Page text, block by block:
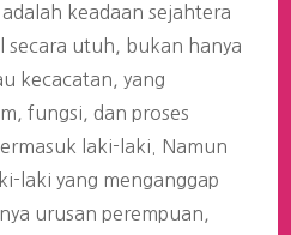
keadaan sejahtera
secara utuh, bukan hanya
kecacatan, yang
fungsi, dan proses
laki-laki. Namun
laki yang menganggap
urusan perempuan,